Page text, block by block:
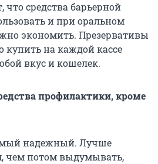
средства барьерной
и при оральном
экономить. Презервативы
на каждой кассе
вкус и кошелек.
профилактики, кроме
надежный. Лучше
чем потом выдумывать,